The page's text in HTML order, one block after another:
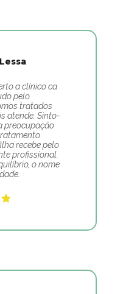
a clínico ca
pelo
tratados
atende. Sinto-
preocupação
recebe pelo
profissional.
o nome